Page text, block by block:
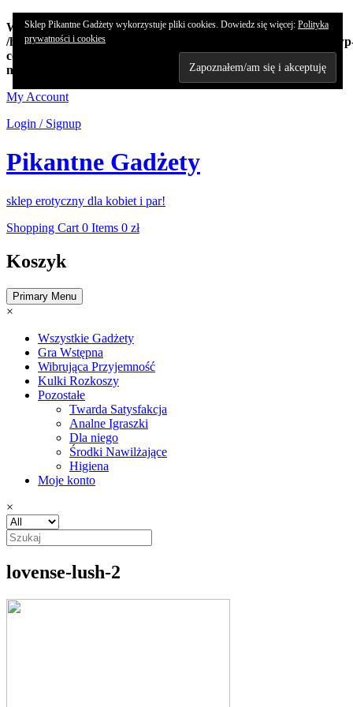
Warning: Undefined array key "edn_subs_nonce_field" in
/home/koncert/domains/pikantnehistorie.pl/public_html/sklep/
content/plugins/8-degree-notification-bar/8degree-
notification.php
Skip
content
My Account
Login / Signup
Pikantne Gadżety
sklep erotyczny dla kobiet i par!
Shopping Cart 0 Items 0 zł
Koszyk
Primary Menu
×
Wszystkie Gadżety
Gra Wstępna
Wibrująca Przyjemność
Kulki Rozkoszy
Pozostałe
Twarda Satysfakcja
Analne Igraszki
Dla niego
Środki Nawilżające
Higiena
Moje konto
×
lovense-lush-2
Sklep Pikantne Gadżety wykorzystuje pliki cookies. Dowiedz się więcej: Polityka
prywatności i cookies